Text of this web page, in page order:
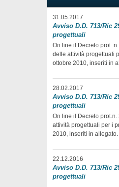
31.05.2017
Avviso D.D. 713/Ric
progettuali
On line il Decreto prot.
delle attività progettuali
ottobre 2010, inseriti in
28.02.2017
Avviso D.D. 713/Ric
progettuali
On line il Decreto
attività progettuali per i
2010, inseriti in allegato.
22.12.2016
Avviso D.D. 713/Ric
progettuali